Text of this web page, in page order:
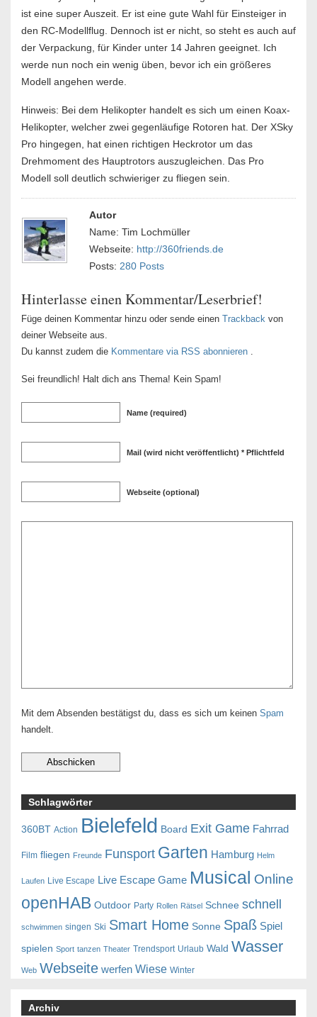
ist eine super Auszeit. Er ist eine gute Wahl für Einsteiger in
den RC-Modellflug. Dennoch ist er nicht, so steht es auch auf
der Verpackung, für Kinder unter 14 Jahren geeignet. Ich
werde nun noch ein wenig üben, bevor ich ein größeres
Modell angehen werde.
Hinweis: Bei dem Helikopter handelt es sich um einen Koax-
Helikopter, welcher zwei gegenläufige Rotoren hat. Der XSky
Pro hingegen, hat einen richtigen Heckrotor um das
Drehmoment des Hauptrotors auszugleichen. Das Pro
Modell soll deutlich schwieriger zu fliegen sein.
Autor
Name: Tim Lochmüller
Webseite: http://360friends.de
Posts: 280 Posts
Hinterlasse einen Kommentar/Leserbrief!
Füge deinen Kommentar hinzu oder sende einen Trackback von
deiner Webseite aus.
Du kannst zudem die Kommentare via RSS abonnieren
Sei freundlich! Halt dich ans Thema! Kein Spam!
Name (required)
Mail (wird nicht veröffentlicht) * Pflichtfeld
Webseite (optional)
Mit dem Absenden bestätigst du, dass es sich um keinen Spam
handelt.
Schlagwörter
360BT Action Bielefeld Board Exit Game Fahrrad
Film fliegen Freunde Funsport Garten Hamburg Helm
Laufen Live Escape Live Escape Game Musical Online
openHAB Outdoor Party Rollen Rätsel Schnee schnell
schwimmen singen Ski Smart Home Sonne Spaß Spiel
spielen Sport tanzen Theater Trendsport Urlaub Wald Wasser
Web Webseite werfen Wiese Winter
Archiv